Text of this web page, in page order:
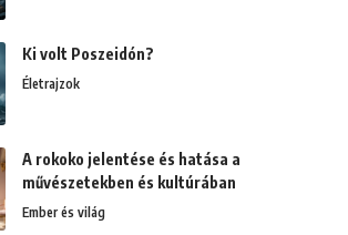
Ki volt Poszeidón?
Életrajzok
A rokoko jelentése és hatása a
művészetekben és kultúrában
Ember és világ